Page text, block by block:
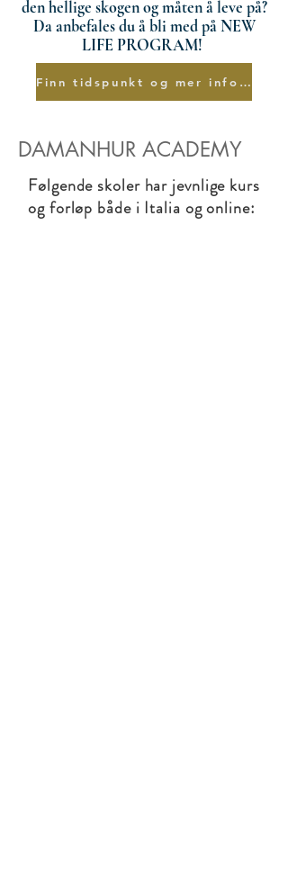
Følgende skoler har jevnlige kurs
og forløp både i Italia og online:
DAMANHUR ACADEMY
den hellige skogen og måten å leve på?
Da anbefales du å bli med på NEW
LIFE PROGRAM!
Finn tidspunkt og mer informasjon